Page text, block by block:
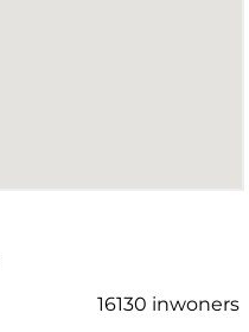
16130 inwoners